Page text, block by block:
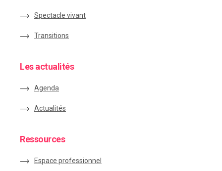
Spectacle vivant
Transitions
Les actualités
Agenda
Actualités
Ressources
Espace professionnel